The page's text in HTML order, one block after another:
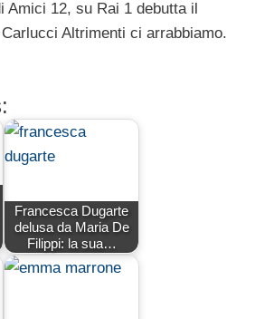
Amici 12, su Rai 1 debutta il
Altrimenti ci arrabbiamo.
Francesca Dugarte
delusa da Maria De
Filippi: la sua…